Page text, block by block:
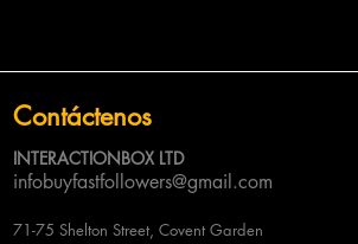
infobuyfastfollowers@gmail.com
71-75 Shelton Street, Covent Garden
Contáctenos
INTERACTIONBOX LTD